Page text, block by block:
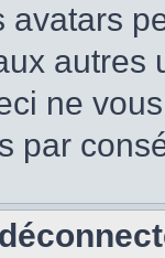
avatars
ne
par